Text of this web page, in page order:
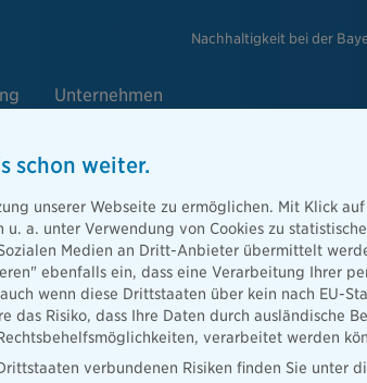
Nachhaltigkeit bei der
Unternehmen
Bayerische und IT-
mit Dritten
schon weiter.
unserer Webseite zu ermöglichen. Mit Klick
a. unter Verwendung von Cookies zu
Medien an Dritt-Anbieter übermittelt
ebenfalls ein, dass eine Verarbeitung Ihrer
wenn diese Drittstaaten über kein nach EU-
das Risiko, dass Ihre Daten durch ausländische
verarbeitet werden
verbundenen Risiken finden Sie unter